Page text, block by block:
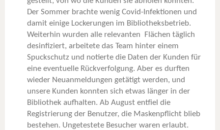
Der Sommer brachte wenig Covid-Infektionen und
damit einige Lockerungen im Bibliotheksbetrieb.
Weiterhin wurden alle relevanten Flächen täglich
desinfiziert, arbeitete das Team hinter einem
Spuckschutz und notierte die Daten der Kunden für
eine eventuelle Rückverfolgung. Aber es durften
wieder Neuanmeldungen getätigt werden, und
unsere Kunden konnten sich etwas länger in der
Bibliothek aufhalten. Ab August entfiel die
Registrierung der Benutzer, die Maskenpflicht blieb
bestehen. Ungetestete Besucher waren erlaubt.